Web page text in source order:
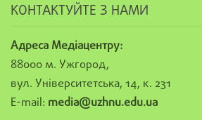
КОНТАКТУЙТЕ З НАМИ
Адреса Медіацентру:
88000 м. Ужгород,
вул. Університетська, 14, к. 231
E-mail: media@uzhnu.edu.ua